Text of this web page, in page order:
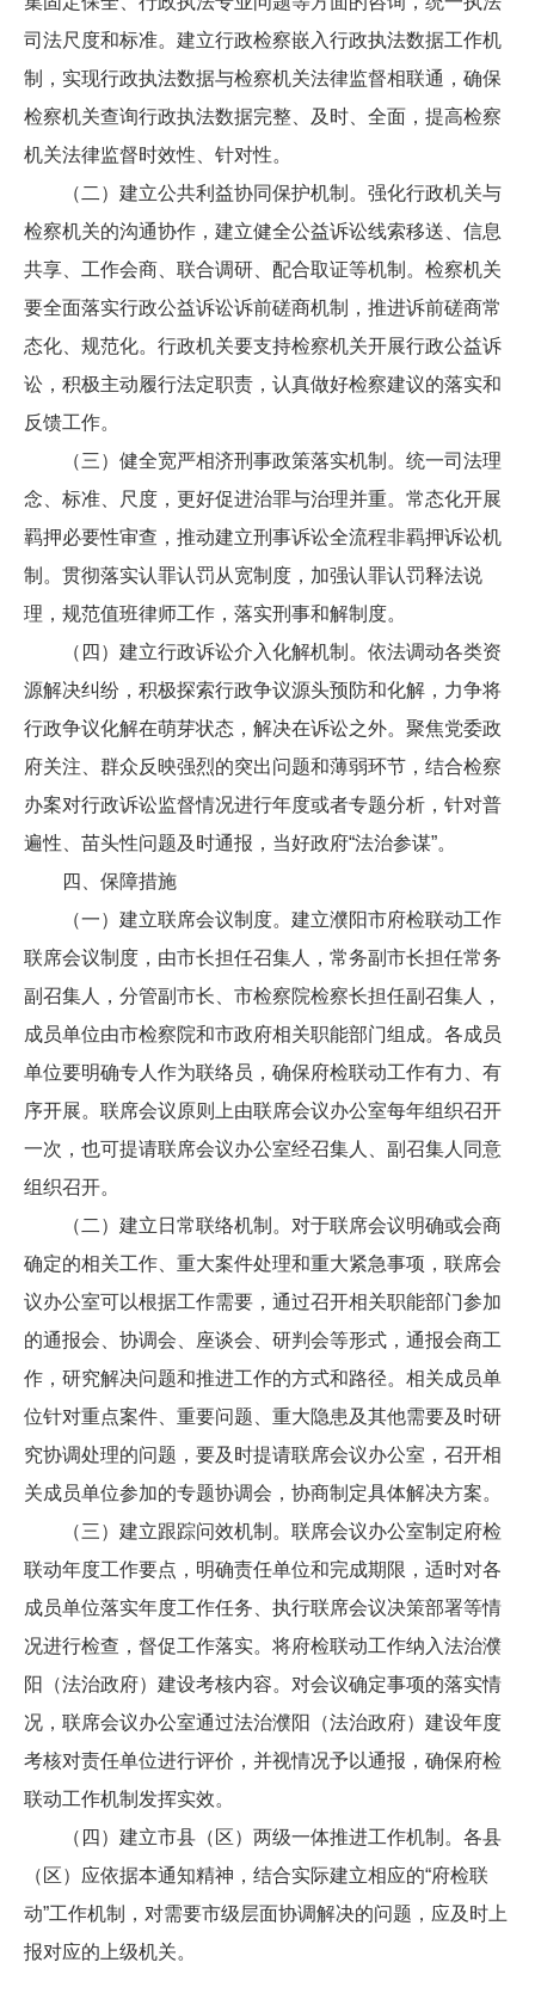
司法尺度和标准。建立行政检察嵌入行政执法数据工作机
制，实现行政执法数据与检察机关法律监督相联通，确保
检察机关查询行政执法数据完整、及时、全面，提高检察
机关法律监督时效性、针对性。
（二）建立公共利益协同保护机制。强化行政机关与
检察机关的沟通协作，建立健全公益诉讼线索移送、信息
共享、工作会商、联合调研、配合取证等机制。检察机关
要全面落实行政公益诉讼诉前磋商机制，推进诉前磋商常
态化、规范化。行政机关要支持检察机关开展行政公益诉
讼，积极主动履行法定职责，认真做好检察建议的落实和
反馈工作。
（三）健全宽严相济刑事政策落实机制。统一司法理
念、标准、尺度，更好促进治罪与治理并重。常态化开展
羁押必要性审查，推动建立刑事诉讼全流程非羁押诉讼机
制。贯彻落实认罪认罚从宽制度，加强认罪认罚释法说
理，规范值班律师工作，落实刑事和解制度。
（四）建立行政诉讼介入化解机制。依法调动各类资
源解决纠纷，积极探索行政争议源头预防和化解，力争将
行政争议化解在萌芽状态，解决在诉讼之外。聚焦党委政
府关注、群众反映强烈的突出问题和薄弱环节，结合检察
办案对行政诉讼监督情况进行年度或者专题分析，针对普
遍性、苗头性问题及时通报，当好政府“法治参谋”。
四、保障措施
（一）建立联席会议制度。建立濮阳市府检联动工作
联席会议制度，由市长担任召集人，常务副市长担任常务
副召集人，分管副市长、市检察院检察长担任副召集人，
成员单位由市检察院和市政府相关职能部门组成。各成员
单位要明确专人作为联络员，确保府检联动工作有力、有
序开展。联席会议原则上由联席会议办公室每年组织召开
一次，也可提请联席会议办公室经召集人、副召集人同意
组织召开。
（二）建立日常联络机制。对于联席会议明确或会商
确定的相关工作、重大案件处理和重大紧急事项，联席会
议办公室可以根据工作需要，通过召开相关职能部门参加
的通报会、协调会、座谈会、研判会等形式，通报会商工
作，研究解决问题和推进工作的方式和路径。相关成员单
位针对重点案件、重要问题、重大隐患及其他需要及时研
究协调处理的问题，要及时提请联席会议办公室，召开相
关成员单位参加的专题协调会，协商制定具体解决方案。
（三）建立跟踪问效机制。联席会议办公室制定府检
联动年度工作要点，明确责任单位和完成期限，适时对各
成员单位落实年度工作任务、执行联席会议决策部署等情
况进行检查，督促工作落实。将府检联动工作纳入法治濮
阳（法治政府）建设考核内容。对会议确定事项的落实情
况，联席会议办公室通过法治濮阳（法治政府）建设年度
考核对责任单位进行评价，并视情况予以通报，确保府检
联动工作机制发挥实效。
（四）建立市县（区）两级一体推进工作机制。各县
（区）应依据本通知精神，结合实际建立相应的“府检联
动”工作机制，对需要市级层面协调解决的问题，应及时上
报对应的上级机关。